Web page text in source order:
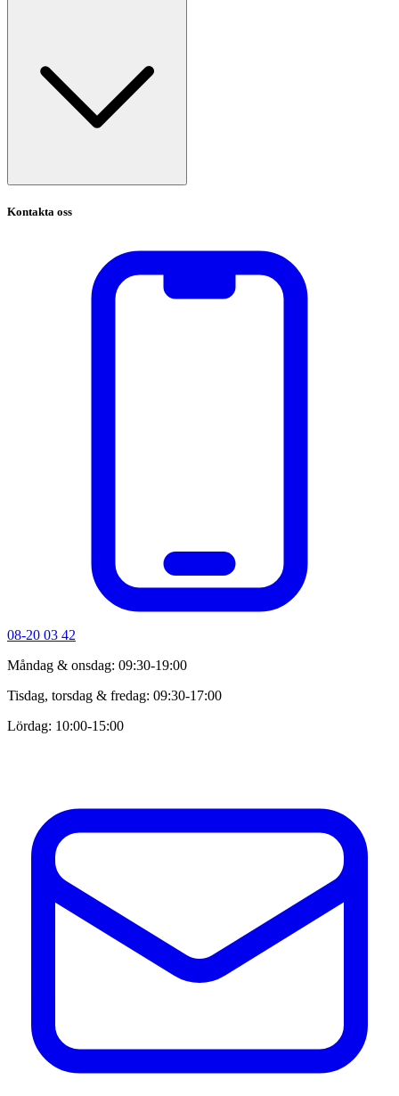
Kontakta oss
08-20 03 42
Måndag & onsdag: 09:30-19:00
Tisdag, torsdag & fredag: 09:30-17:00
Lördag: 10:00-15:00